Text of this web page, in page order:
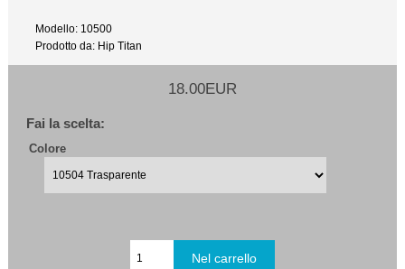
Modello: 10500
Prodotto da: Hip Titan
18.00EUR
Fai la scelta:
Colore